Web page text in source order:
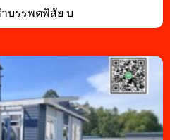
าบรรพตพิสัย บ